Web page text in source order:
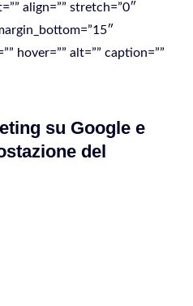
align=”” stretch=”0″
hover=”” alt=”” caption=””
su Google e
del